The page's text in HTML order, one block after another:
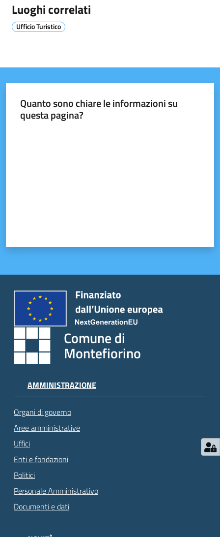
Tutti
gli
argomenti...
su
Luoghi correlati
Ufficio Turistico
Quanto sono chiare le informazioni su
questa pagina?
Comune di
Montefiorino
AMMINISTRAZIONE
Organi di governo
Aree amministrative
Uffici
Enti e fondazioni
Politici
Personale Amministrativo
Documenti e dati